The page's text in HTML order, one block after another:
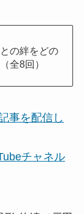
の絆をどの
全8回）
事を配信し
チャネル